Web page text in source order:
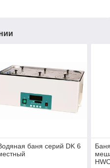
баня серий DK 6